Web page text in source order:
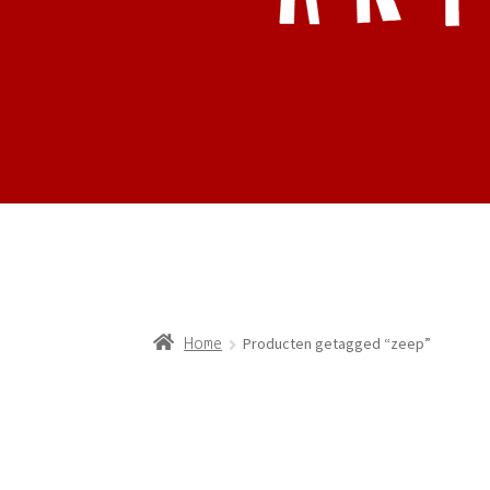
Home Producten getagged “zeep”